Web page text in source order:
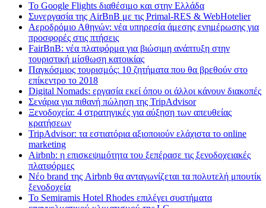
Το Google Flights διαθέσιμο και στην Ελλάδα
Συνεργασία​ ​της​ ​AirBnB​ ​με​ ​τις​ ​Primal-RES​ ​&​ ​WebHotelier
Aεροδρόμιο Αθηνών: νέα υπηρεσία άμεσης ενημέρωσης για
προσφορές στις πτήσεις
FairBnB: νέα πλατφόρμα για βιώσιμη ανάπτυξη στην
τουριστική μίσθωση κατοικίας
Παγκόσμιος τουρισμός: 10 ζητήματα που θα βρεθούν στο
επίκεντρο το 2018
Digital Nomads: εργασία εκεί όπου οι άλλοι κάνουν διακοπές
Σενάρια για πιθανή πώληση της TripAdvisor
Ξενοδοχεία: 4 στρατηγικές για αύξηση των απευθείας
κρατήσεων
TripAdvisor: τα εστιατόρια αξιοποιούν ελάχιστα το online
marketing
Airbnb: η επισκεψιμότητα του ξεπέρασε τις ξενοδοχειακές
πλατφόρμες
Nέο brand της Airbnb θα ανταγωνίζεται τα πολυτελή μπουτίκ
ξενοδοχεία
Το Semiramis Hotel Rhodes επιλέγει συστήματα